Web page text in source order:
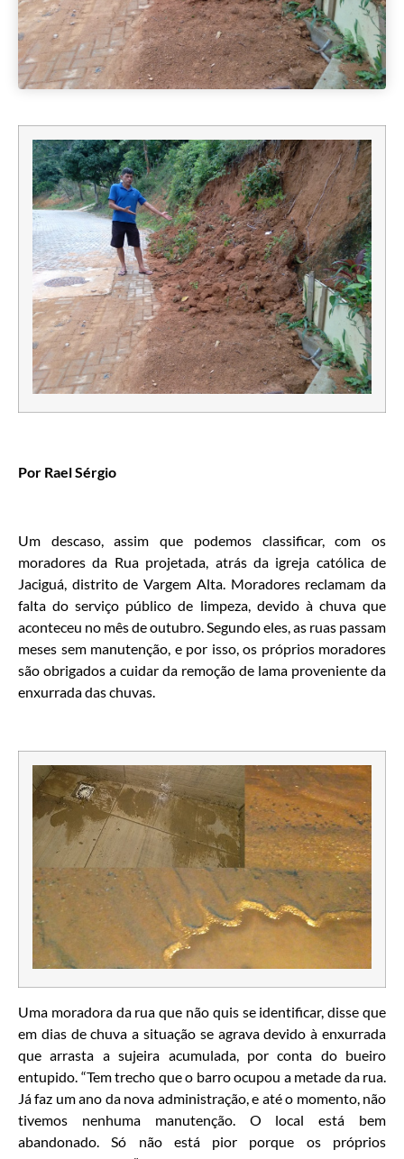
Por Rael Sérgio
Um descaso, assim que podemos classificar, com os
moradores da Rua projetada, atrás da igreja católica de
Jaciguá, distrito de Vargem Alta. Moradores reclamam da
falta do serviço público de limpeza, devido à chuva que
aconteceu no mês de outubro. Segundo eles, as ruas passam
meses sem manutenção, e por isso, os próprios moradores
são obrigados a cuidar da remoção de lama proveniente da
enxurrada das chuvas.
Uma moradora da rua que não quis se identificar, disse que
em dias de chuva a situação se agrava devido à enxurrada
que arrasta a sujeira acumulada, por conta do bueiro
entupido. “Tem trecho que o barro ocupou a metade da rua.
Já faz um ano da nova administração, e até o momento, não
tivemos nenhuma manutenção. O local está bem
abandonado. Só não está pior porque os próprios